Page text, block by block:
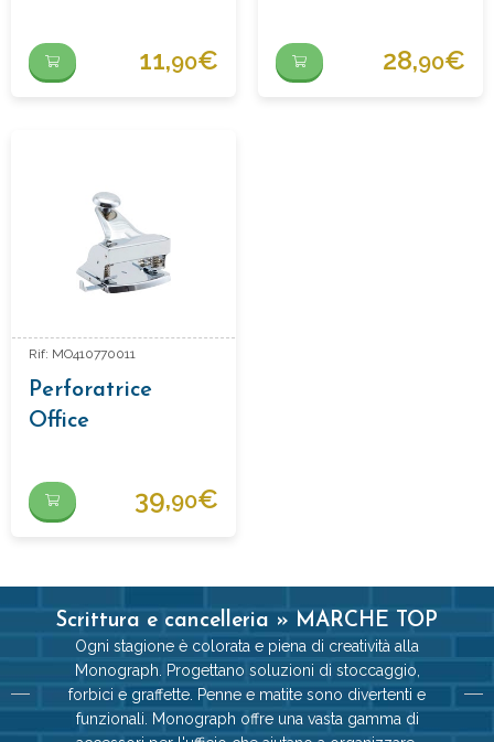
Scrittura e cancelleria » MARCHE TOP
Ogni stagione è colorata e piena di creatività alla
Monograph. Progettano soluzioni di stoccaggio,
forbici e graffette. Penne e matite sono divertenti e
funzionali. Monograph offre una vasta gamma di
BIANCO
11,90€ 28,90€
Rif: MO410770011
Perforatrice
Office
39,90€